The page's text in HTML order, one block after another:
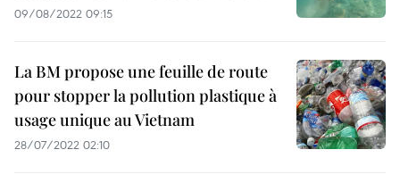
09/08/2022 09:15
La BM propose une feuille de route
pour stopper la pollution plastique à
usage unique au Vietnam
28/07/2022 02:10